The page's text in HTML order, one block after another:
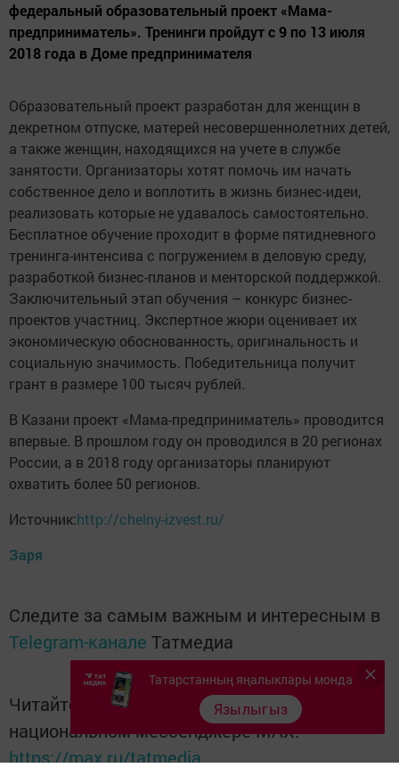
федеральный образовательный проект «Мама-
предприниматель». Тренинги пройдут с 9 по 13 июля
2018 года в Доме предпринимателя
Образовательный проект разработан для женщин в
декретном отпуске, матерей несовершеннолетних детей,
а также женщин, находящихся на учете в службе
занятости. Организаторы хотят помочь им начать
собственное дело и воплотить в жизнь бизнес-идеи,
реализовать которые не удавалось самостоятельно.
Бесплатное обучение проходит в форме пятидневного
тренинга-интенсива с погружением в деловую среду,
разработкой бизнес-планов и менторской поддержкой.
Заключительный этап обучения – конкурс бизнес-
проектов участниц. Экспертное жюри оценивает их
экономическую обоснованность, оригинальность и
социальную значимость. Победительница получит
грант в размере 100 тысяч рублей.
В Казани проект «Мама-предприниматель» проводится
впервые. В прошлом году он проводился в 20 регионах
России, а в 2018 году организаторы планируют
охватить более 50 регионов.
Источник:http://chelny-izvest.ru/
Заря
Следите за самым важным и интересным в
Telegram-канале Татмедиа
Читайте новости Татарстана в
национальном мессенджере MАХ:
https://max.ru/tatmedia
Татарстанның яңалыклары монда
Язылыгыз